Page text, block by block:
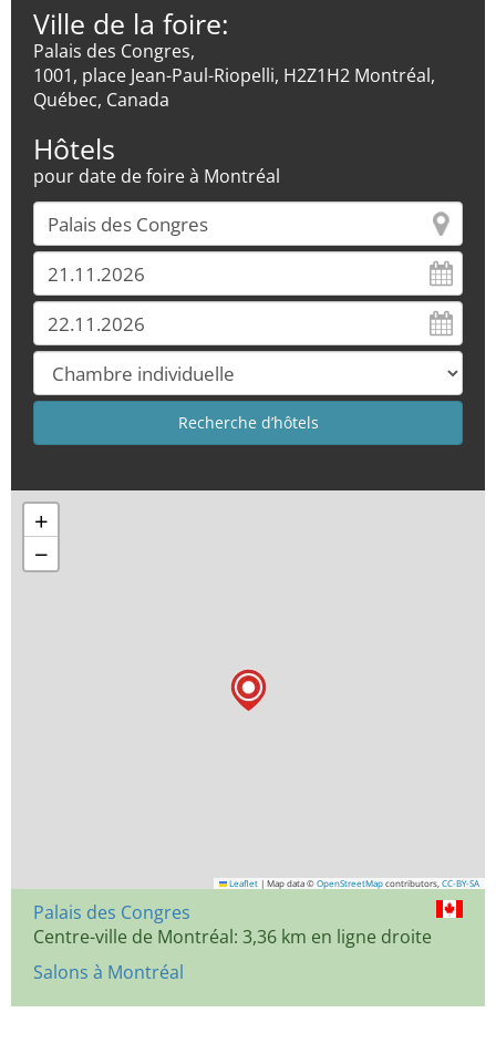
Ville de la foire:
Palais des Congres,
1001, place Jean-Paul-Riopelli, H2Z1H2 Montréal,
Québec, Canada
Hôtels
pour date de foire à Montréal
+
−
Leaflet | Map data © OpenStreetMap contributors, CC-BY-SA
Palais des Congres
Centre-ville de Montréal: 3,36 km en ligne droite
Salons à Montréal